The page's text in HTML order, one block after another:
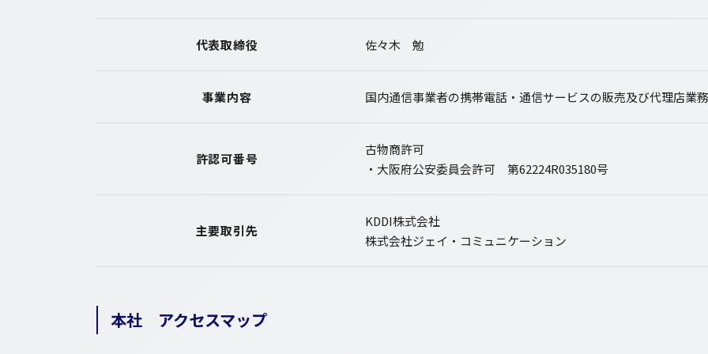
代表取締役 佐々木 勉
事業内容 国内通信事業者の携帯電話・通信サービスの販売及び代理店業務
許認可番号
古物商許可
・大阪府公安委員会許可 第62224R035180号
主要取引先
KDDI株式会社
株式会社ジェイ・コミュニケーション
本社 アクセスマップ